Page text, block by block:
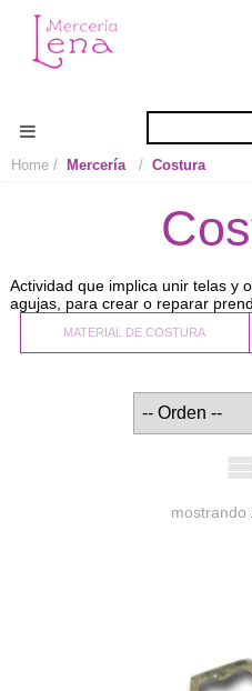
Home Mercería Costura
Actividad que implica unir telas y
agujas, para crear o reparar
MATERIAL DE COSTURA
mostrando